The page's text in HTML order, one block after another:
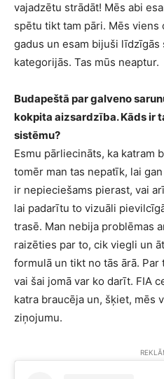
vajadzētu strādāt! Mēs abi
spētu tikt tam pāri. Mēs viens
gadus un esam bijuši
kategorijās. Tas mūs neaptur.
Budapeštā par galveno
kokpita aizsardzība. Kāds ir
sistēmu?
Esmu pārliecināts, ka katram
tomēr man tas nepatīk, lai
ir nepieciešams pierast, vai
lai padarītu to vizuāli
trasē. Man nebija problēmas
raizēties par to, cik viegli un
formulā un tikt no tās ārā.
vai šai jomā var ko darīt. FIA
katra braucēja un, šķiet, mēs
ziņojumu.